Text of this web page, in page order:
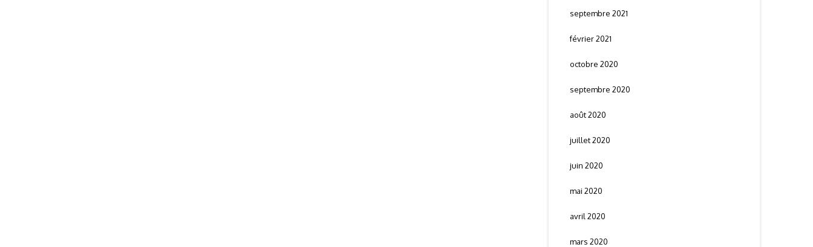
septembre 2021
février 2021
octobre 2020
septembre 2020
août 2020
juillet 2020
juin 2020
mai 2020
avril 2020
mars 2020